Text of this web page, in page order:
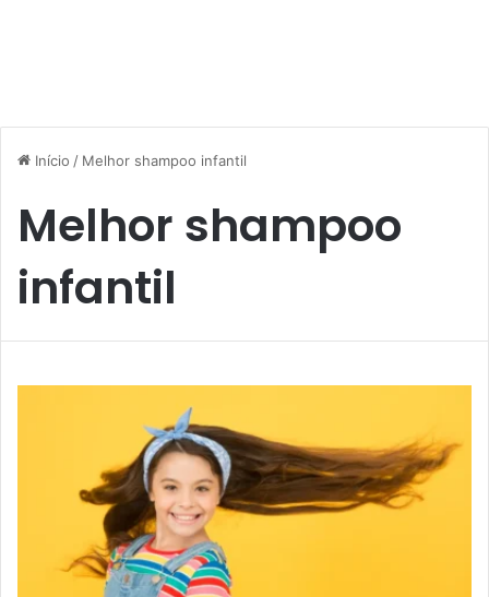
Início / Melhor shampoo infantil
Melhor shampoo
infantil